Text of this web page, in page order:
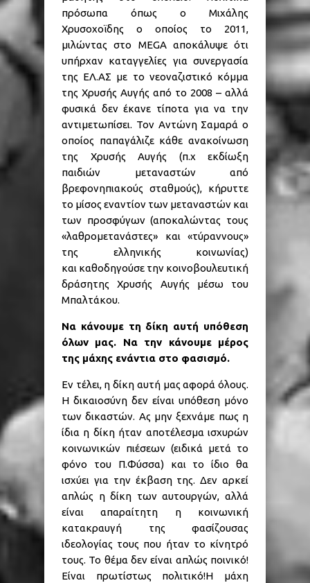
πρόσωπα όπως ο Μιχάλης
Χρυσοχοϊδης ο οποίος το 2011,
μιλώντας στο MEGA αποκάλυψε ότι
υπήρχαν καταγγελίες για συνεργασία
της ΕΛ.ΑΣ με το νεοναζιστικό κόμμα
της Χρυσής Αυγής από το 2008 – αλλά
φυσικά δεν έκανε τίποτα για να την
αντιμετωπίσει. Τον Αντώνη Σαμαρά ο
οποίος παπαγάλιζε κάθε ανακοίνωση
της Χρυσής Αυγής (π.χ εκδίωξη
παιδιών μεταναστών από
βρεφονηπιακούς σταθμούς), κήρυττε
το μίσος εναντίον των μεταναστών και
των προσφύγων (αποκαλώντας τους
«λαθρομετανάστες» και «τύραννους»
της ελληνικής κοινωνίας)
και καθοδηγούσε την κοινοβουλευτική
δράσητης Χρυσής Αυγής μέσω του
Μπαλτάκου.
Να κάνουμε τη δίκη αυτή υπόθεση
όλων μας. Να την κάνουμε μέρος
της μάχης ενάντια στο φασισμό.
Εν τέλει, η δίκη αυτή μας αφορά όλους.
Η δικαιοσύνη δεν είναι υπόθεση μόνο
των δικαστών. Ας μην ξεχνάμε πως η
ίδια η δίκη ήταν αποτέλεσμα ισχυρών
κοινωνικών πιέσεων (ειδικά μετά το
φόνο του Π.Φύσσα) και το ίδιο θα
ισχύει για την έκβαση της. Δεν αρκεί
απλώς η δίκη των αυτουργών, αλλά
είναι απαραίτητη η κοινωνική
κατακραυγή της φασίζουσας
ιδεολογίας τους που ήταν το κίνητρό
τους. Το θέμα δεν είναι απλώς ποινικό!
Είναι πρωτίστως πολιτικό!Η μάχη